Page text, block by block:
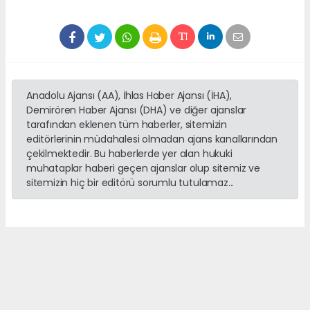
Anadolu Ajansı (AA), İhlas Haber Ajansı (İHA),
Demirören Haber Ajansı (DHA) ve diğer ajanslar
tarafından eklenen tüm haberler, sitemizin
editörlerinin müdahalesi olmadan ajans kanallarından
çekilmektedir. Bu haberlerde yer alan hukuki
muhataplar haberi geçen ajanslar olup sitemiz ve
sitemizin hiç bir editörü sorumlu tutulamaz...